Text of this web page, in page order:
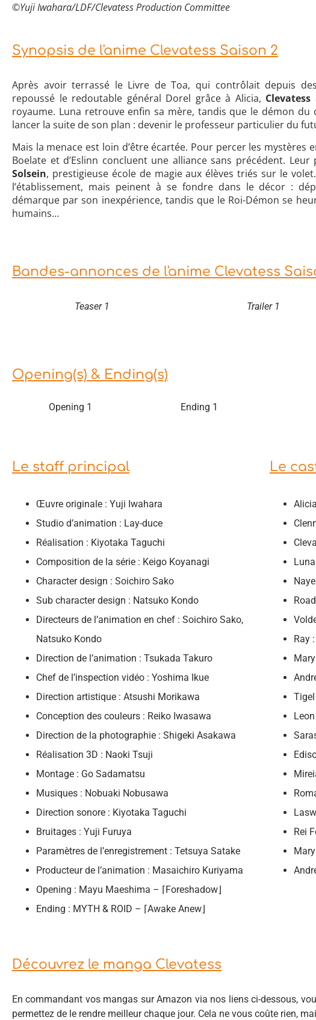
©Yuji Iwahara/LDF/Clevatess Production Committee
Synopsis de l'anime Clevatess Saison 2
Après avoir terrassé le Livre de Toa, qui contrôlait depuis
repoussé le redoutable général Dorel grâce à Alicia, Clevatess
royaume. Luna retrouve enfin sa mère, tandis que le démon
lancer la suite de son plan : devenir le professeur particulier du
Mais la menace est loin d’être écartée. Pour percer les
Boelate et d’Eslinn concluent une alliance sans précédent.
Solsein, prestigieuse école de magie aux élèves triés sur le
l’établissement, mais peinent à se fondre dans le décor :
démarque par son inexpérience, tandis que le Roi-Démon se
humains…
Bandes-annonces de l'anime Clevatess
Teaser 1 Trailer 1
Opening(s) & Ending(s)
Opening 1 Ending 1
Le staff principal
Œuvre originale : Yuji Iwahara
Studio d’animation : Lay-duce
Réalisation : Kiyotaka Taguchi
Composition de la série : Keigo Koyanagi
Character design : Soichiro Sako
Sub character design : Natsuko Kondo
Directeurs de l’animation en chef : Soichiro Sako,
Natsuko Kondo
Direction de l’animation : Tsukada Takuro
Chef de l’inspection vidéo : Yoshima Ikue
Direction artistique : Atsushi Morikawa
Conception des couleurs : Reiko Iwasawa
Direction de la photographie : Shigeki Asakawa
Réalisation 3D : Naoki Tsuji
Montage : Go Sadamatsu
Musiques : Nobuaki Nobusawa
Direction sonore : Kiyotaka Taguchi
Bruitages : Yuji Furuya
Paramètres de l’enregistrement : Tetsuya Satake
Producteur de l’animation : Masaichiro Kuriyama
Opening : Mayu Maeshima – ⌈Foreshadow⌋
Ending : MYTH & ROID – ⌈Awake Anew⌋
Le
Ray
Rei
Découvrez le manga Clevatess
En commandant vos mangas sur Amazon via nos liens ci-dessous,
permettez de le rendre meilleur chaque jour. Cela ne vous coûte rien,